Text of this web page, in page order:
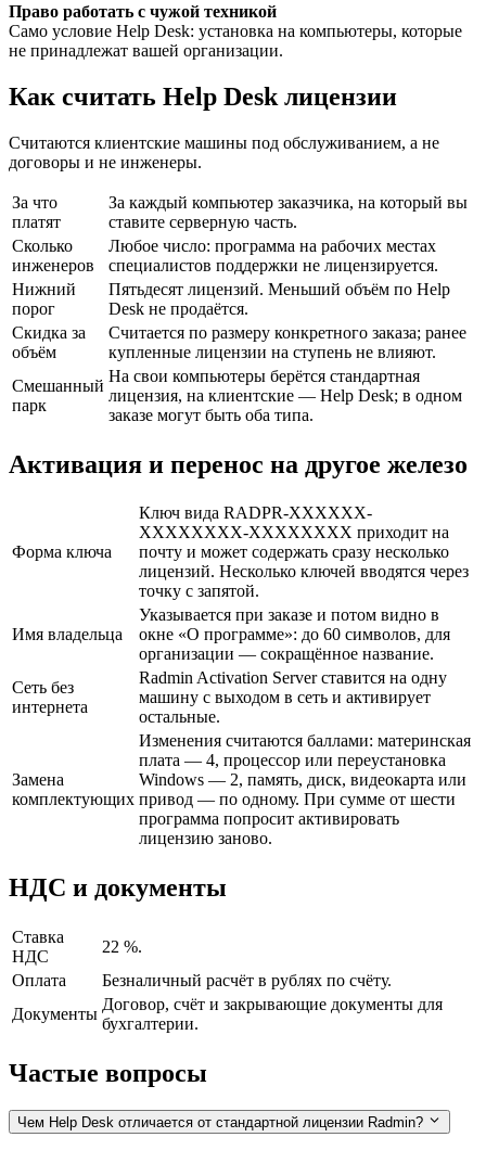
Право работать с чужой техникой
Само условие Help Desk: установка на компьютеры, которые
не принадлежат вашей организации.
Как считать Help Desk лицензии
Считаются клиентские машины под обслуживанием, а не
договоры и не инженеры.
За что
платят
За каждый компьютер заказчика, на который вы
ставите серверную часть.
Сколько
инженеров
Любое число: программа на рабочих местах
специалистов поддержки не лицензируется.
Нижний
порог
Пятьдесят лицензий. Меньший объём по Help
Desk не продаётся.
Скидка за
объём
Считается по размеру конкретного заказа; ранее
купленные лицензии на ступень не влияют.
Смешанный
парк
На свои компьютеры берётся стандартная
лицензия, на клиентские — Help Desk; в одном
заказе могут быть оба типа.
Активация и перенос на другое железо
Форма ключа
Ключ вида RADPR-XXXXXX-
XXXXXXXX-XXXXXXXX приходит на
почту и может содержать сразу несколько
лицензий. Несколько ключей вводятся через
точку с запятой.
Имя владельца
Указывается при заказе и потом видно в
окне «О программе»: до 60 символов, для
организации — сокращённое название.
Сеть без
интернета
Radmin Activation Server ставится на одну
машину с выходом в сеть и активирует
остальные.
Замена
комплектующих
Изменения считаются баллами: материнская
плата — 4, процессор или переустановка
Windows — 2, память, диск, видеокарта или
привод — по одному. При сумме от шести
программа попросит активировать
лицензию заново.
НДС и документы
Ставка
НДС
22 %.
Оплата
Безналичный расчёт в рублях по счёту.
Документы
Договор, счёт и закрывающие документы для
бухгалтерии.
Частые вопросы
Чем Help Desk отличается от стандартной лицензии Radmin?